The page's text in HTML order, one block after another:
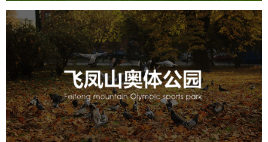
飞凤山奥体公园
旅游休闲 公园 AI人工智能
智慧公园
智慧体育公园
智能步道 智能大数据平台
AR太极
智能体测